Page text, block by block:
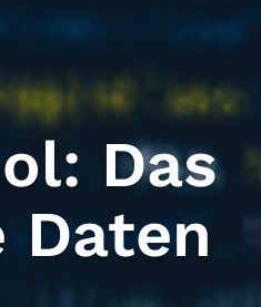
Das
Daten